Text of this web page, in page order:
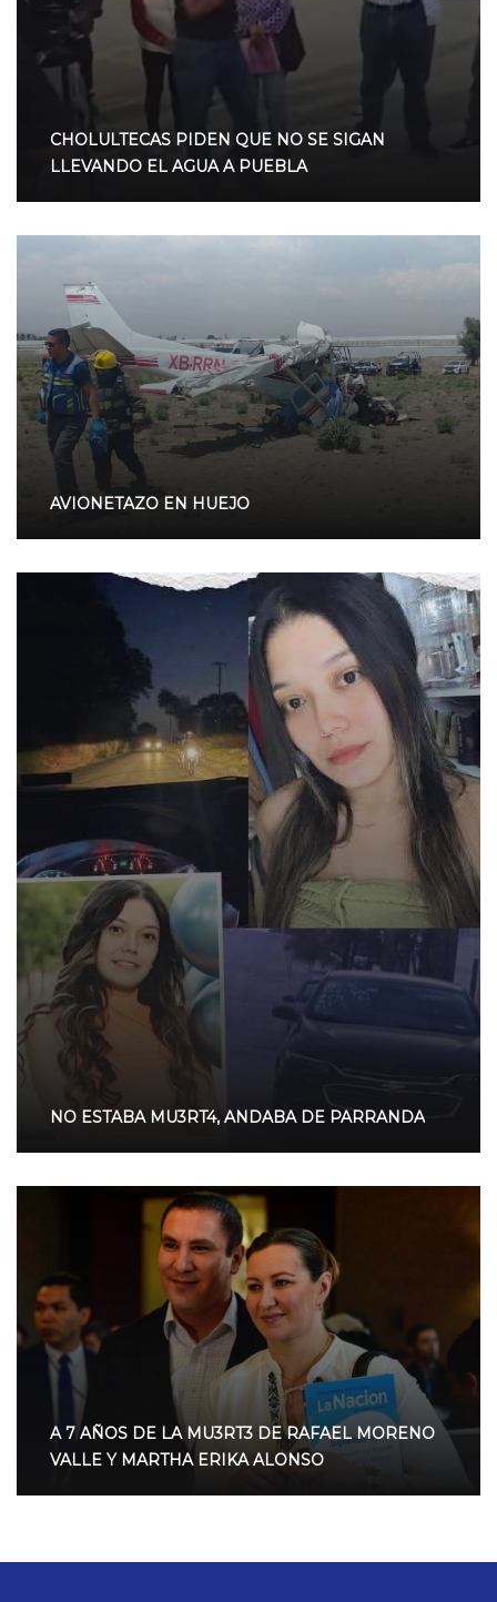
CHOLULTECAS PIDEN QUE NO SE SIGAN
LLEVANDO EL AGUA A PUEBLA
AVIONETAZO EN HUEJO
NO ESTABA MU3RT4, ANDABA DE PARRANDA
A 7 AÑOS DE LA MU3RT3 DE RAFAEL MORENO
VALLE Y MARTHA ERIKA ALONSO